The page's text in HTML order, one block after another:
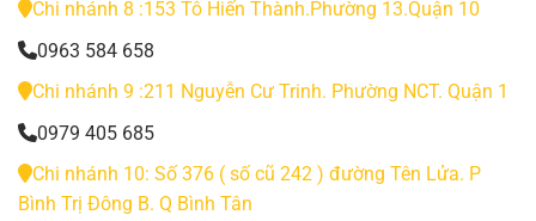
Chi nhánh 8 :153 Tô Hiến Thành.Phường 13.Quận 10
0963 584 658
Chi nhánh 9 :211 Nguyễn Cư Trinh. Phường NCT. Quận 1
0979 405 685
Chi nhánh 10: Số 376 ( số cũ 242 ) đường Tên Lửa. P
Bình Trị Đông B. Q Bình Tân